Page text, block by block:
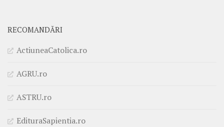
RECOMANDĂRI
ActiuneaCatolica.ro
AGRU.ro
ASTRU.ro
EdituraSapientia.ro